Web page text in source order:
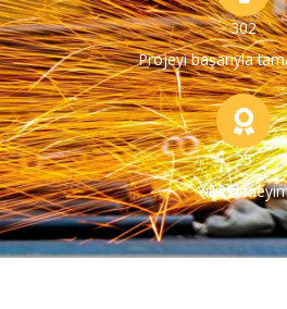
302
Projeyi başarıyla
25
Yıllık